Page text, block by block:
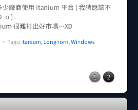
廠商使用 Itanium 平台 ( 我猜應該不
) .
很難打出好市場…XD
• Tags: Itanium, Longhorn,Windows
1 2